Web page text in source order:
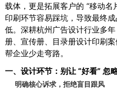
载体，更是拓展客户的 “移动名
印刷环节容易踩坑，导致最终
低。深耕杭州广告设计行业多
册、宣传册、目录册设计印刷
帮企业少走弯路。
一、设计环节：别让 “好看” 忽
明确核心诉求，拒绝盲目跟风